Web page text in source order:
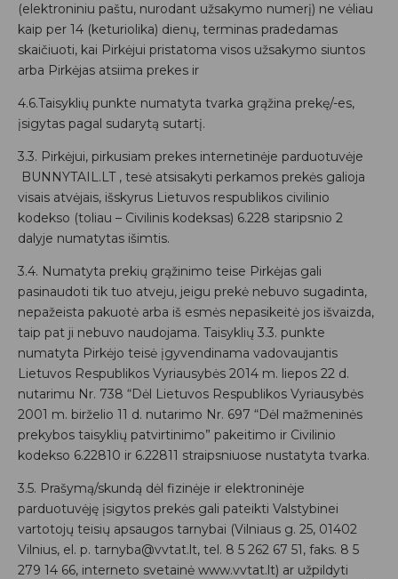
(elektroniniu paštu, nurodant užsakymo numerį) ne vėliau
kaip per 14 (keturiolika) dienų, terminas pradedamas
skaičiuoti, kai Pirkėjui pristatoma visos užsakymo siuntos
arba Pirkėjas atsiima prekes ir
4.6.Taisyklių punkte numatyta tvarka grąžina prekę/-es,
įsigytas pagal sudarytą sutartį.
3.3. Pirkėjui, pirkusiam prekes internetinėje parduotuvėje
BUNNYTAIL.LT , tesė atsisakyti perkamos prekės galioja
visais atvėjais, išskyrus Lietuvos respublikos civilinio
kodekso (toliau – Civilinis kodeksas) 6.228 staripsnio 2
dalyje numatytas išimtis.
3.4. Numatyta prekių grąžinimo teise Pirkėjas gali
pasinaudoti tik tuo atveju, jeigu prekė nebuvo sugadinta,
nepažeista pakuotė arba iš esmės nepasikeitė jos išvaizda,
taip pat ji nebuvo naudojama. Taisyklių 3.3. punkte
numatyta Pirkėjo teisė įgyvendinama vadovaujantis
Lietuvos Respublikos Vyriausybės 2014 m. liepos 22 d.
nutarimu Nr. 738 “Dėl Lietuvos Respublikos Vyriausybės
2001 m. birželio 11 d. nutarimo Nr. 697 “Dėl mažmeninės
prekybos taisyklių patvirtinimo” pakeitimo ir Civilinio
kodekso 6.22810 ir 6.22811 straipsniuose nustatyta tvarka.
3.5. Prašymą/skundą dėl fizinėje ir elektroninėje
parduotuvėję įsigytos prekės gali pateikti Valstybinei
vartotojų teisių apsaugos tarnybai (Vilniaus g. 25, 01402
Vilnius, el. p. tarnyba@vvtat.lt, tel. 8 5 262 67 51, faks. 8 5
279 14 66, interneto svetainė www.vvtat.lt) ar užpildyti